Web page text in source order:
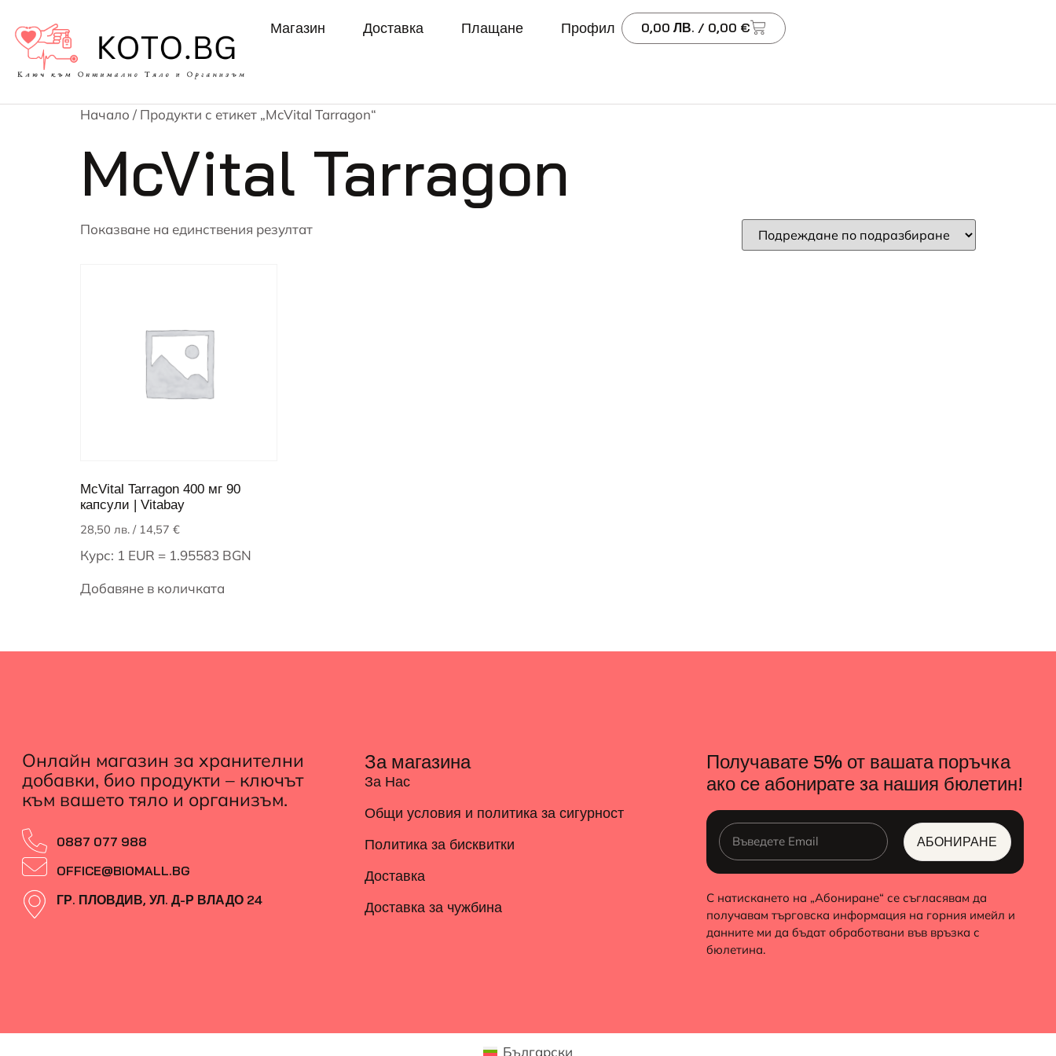
Магазин Доставка Плащане Профил 0,00 ЛВ. / 0,00 €
Начало / Продукти с етикет „McVital Tarragon“
McVital Tarragon
Показване на единствения резултат
McVital Tarragon 400 мг 90
капсули | Vitabay
28,50 лв. / 14,57 €
Курс: 1 EUR = 1.95583 BGN
Добавяне в количката
Онлайн магазин за хранителни
добавки, био продукти – ключът
към вашето тяло и организъм.
0887 077 988
OFFICE@BIOMALL.BG
ГР. ПЛОВДИВ, УЛ. Д-Р ВЛАДО 24
За магазина
За Нас
Общи условия и политика за сигурност
Политика за бисквитки
Доставка
Доставка за чужбина
Получавате 5% от вашата поръчка
ако се абонирате за нашия бюлетин!
АБОНИРАНЕ
ALTERNATIVE:
С натискането на „Абониране“ се съгласявам да
получавам търговска информация на горния имейл и
данните ми да бъдат обработвани във връзка с
бюлетина.
Български